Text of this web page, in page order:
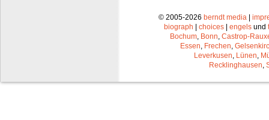
© 2005-2026 berndt media |
biograph | choices | engels und
Bochum Bonn Castrop-
Essen Frechen
Leverkusen Lünen
Recklinghausen